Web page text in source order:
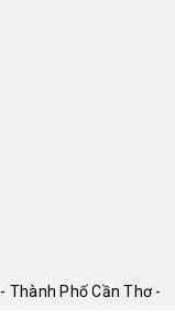
Thành Phố Cần Thơ -